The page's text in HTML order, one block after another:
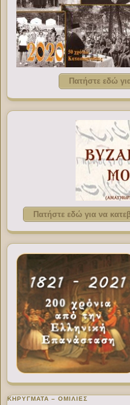
Πατήστε εδώ
Πατήστε εδώ για να
ΚΗΡΥΓΜΑΤΑ – ΟΜΙΛΙΕΣ